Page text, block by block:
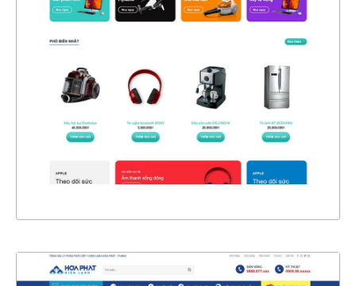
47466
CHI TIẾT
XEM THỰC TẾ